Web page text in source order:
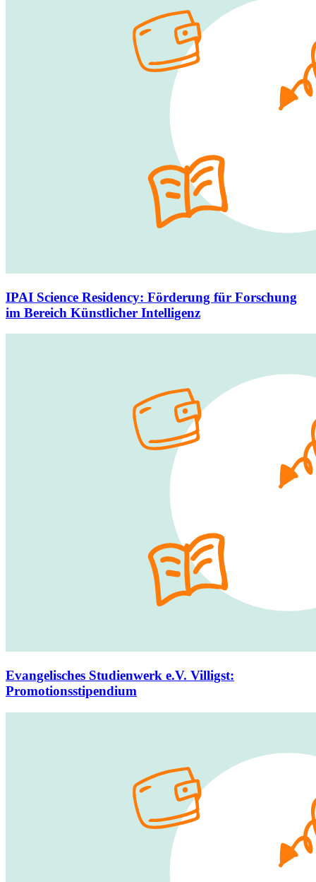
IPAI Science Residency: Förderung für Forschung
im Bereich Künstlicher Intelligenz
Evangelisches Studienwerk e.V. Villigst:
Promotionsstipendium